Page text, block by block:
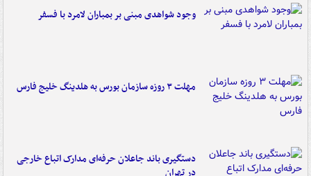
وجود شواهدی مبنی بر بمباران لامرد با فسفر
مهلت ۳ روزه سازمان بورس به هلدینگ خلیج فارس
دستگیری باند جاعلان حرفه‌ای مدارک اتباع خارجی
در تهران